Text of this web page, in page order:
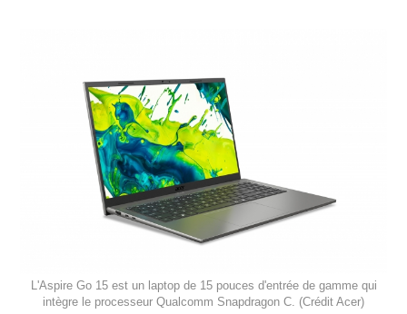
L'Aspire Go 15 est un laptop de 15 pouces d'entrée de gamme qui
intègre le processeur Qualcomm Snapdragon C. (Crédit Acer)